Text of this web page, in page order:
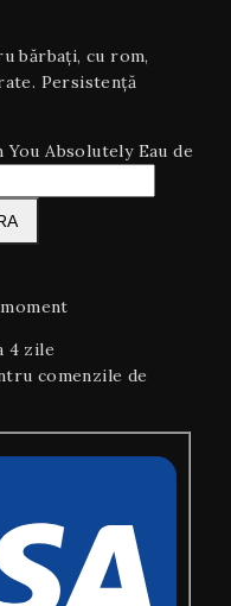
bărbați, cu rom,
Persistență
Absolutely Eau de
4 zile
comenzile de